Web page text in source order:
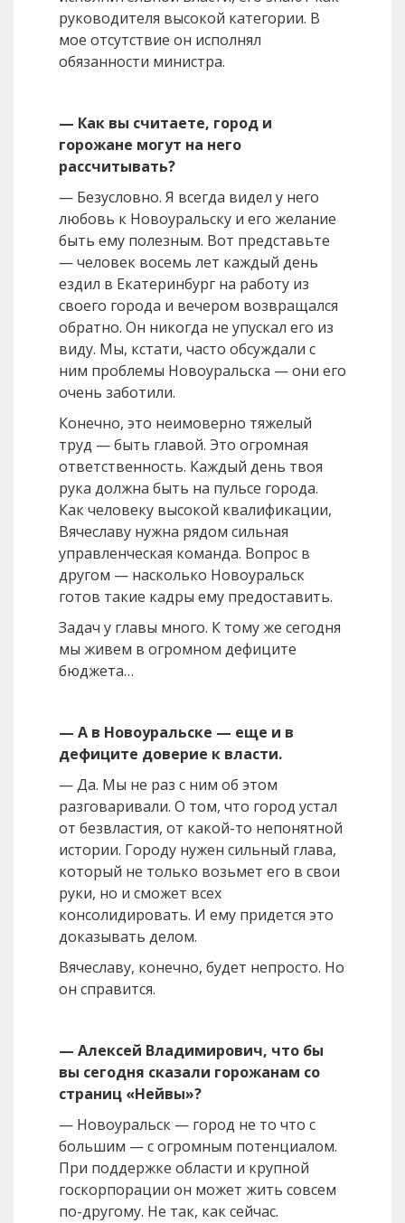
руководителя высокой категории. В
мое отсутствие он исполнял
обязанности министра.
— Как вы считаете, город и
горожане могут на него
рассчитывать?
— Безусловно. Я всегда видел у него
любовь к Новоуральску и его желание
быть ему полезным. Вот представьте
— человек восемь лет каждый день
ездил в Екатеринбург на работу из
своего города и вечером возвращался
обратно. Он никогда не упускал его из
виду. Мы, кстати, часто обсуждали с
ним проблемы Новоуральска — они его
очень заботили.
Конечно, это неимоверно тяжелый
труд — быть главой. Это огромная
ответственность. Каждый день твоя
рука должна быть на пульсе города.
Как человеку высокой квалификации,
Вячеславу нужна рядом сильная
управленческая команда. Вопрос в
другом — насколько Новоуральск
готов такие кадры ему предоставить.
Задач у главы много. К тому же сегодня
мы живем в огромном дефиците
бюджета…
— А в Новоуральске — еще и в
дефиците доверие к власти.
— Да. Мы не раз с ним об этом
разговаривали. О том, что город устал
от безвластия, от какой-то непонятной
истории. Городу нужен сильный глава,
который не только возьмет его в свои
руки, но и сможет всех
консолидировать. И ему придется это
доказывать делом.
Вячеславу, конечно, будет непросто. Но
он справится.
— Алексей Владимирович, что бы
вы сегодня сказали горожанам со
страниц «Нейвы»?
— Новоуральск — город не то что с
большим — с огромным потенциалом.
При поддержке области и крупной
госкорпорации он может жить совсем
по-другому. Не так, как сейчас.